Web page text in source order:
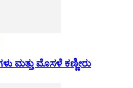
ಮತ್ತು ಮೊಸಳೆ ಕಣ್ಣೀರು